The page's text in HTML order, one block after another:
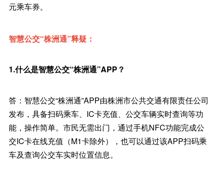
元乘车券。
智慧公交“株洲通”释疑：
1.什么是智慧公交“株洲通”APP？
答：智慧公交“株洲通”APP由株洲市公共交通有限责任公司
发布，具备扫码乘车、IC卡充值、公交车辆实时查询等功
能，操作简单。市民无需出门，通过手机NFC功能完成公
交IC卡在线充值（M1卡除外），也可以通过该APP扫码乘
车及查询公交车实时位置信息。